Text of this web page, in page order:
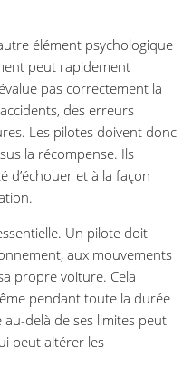
élément psychologique
peut rapidement
pas correctement la
des erreurs
Les pilotes doivent donc
la récompense. Ils
d’échouer et à la façon
Un pilote doit
aux mouvements
propre voiture. Cela
pendant toute la durée
delà de ses limites peut
peut altérer les